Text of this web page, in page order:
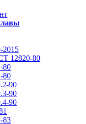
12820-80
80
80
90
90
90
83